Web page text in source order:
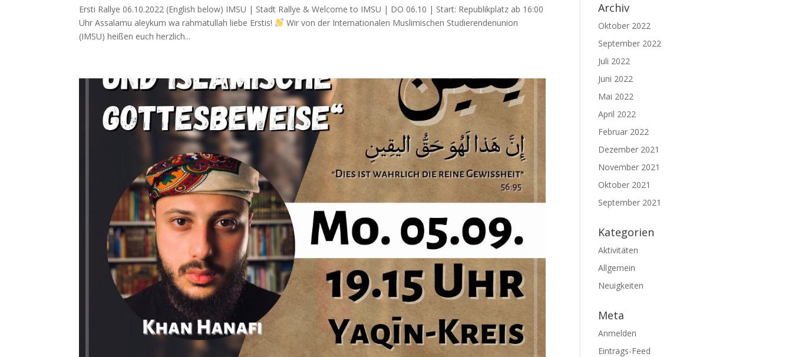
Ersti Rallye 06.10.2022 (English below) IMSU | Stadt Rallye & Welcome to IMSU | DO 06.10 | Start: Republikplatz ab 16:00
Uhr Assalamu aleykum wa rahmatullah liebe Erstis!
Wir von der Internationalen Muslimischen Studierendenunion
(IMSU) heißen euch herzlich...
Archiv
Oktober 2022
September 2022
Juli 2022
Juni 2022
Mai 2022
April 2022
Februar 2022
Dezember 2021
November 2021
Oktober 2021
September 2021
Kategorien
Aktivitäten
Allgemein
Neuigkeiten
Meta
Anmelden
Eintrags-Feed